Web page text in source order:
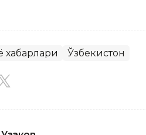
хабарлари Ўзбекистон